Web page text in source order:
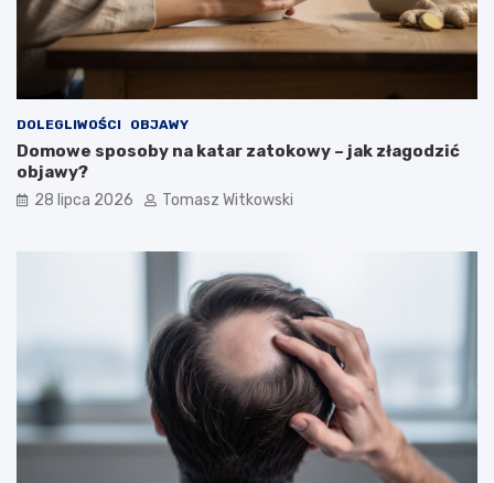
DOLEGLIWOŚCI OBJAWY
Domowe sposoby na katar zatokowy – jak złagodzić
objawy?
28 lipca 2026 Tomasz Witkowski